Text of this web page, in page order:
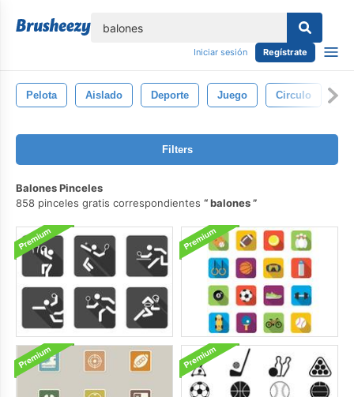
Iniciar sesión Regístrate
Pelota Aislado Deporte Juego Circulo
Filters
Balones Pinceles
858 pinceles gratis correspondientes
balones